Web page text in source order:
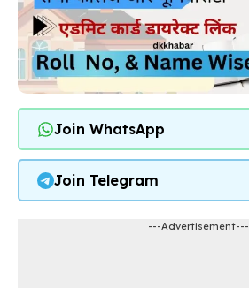
Join WhatsApp
Join Telegram
---Advertisement---